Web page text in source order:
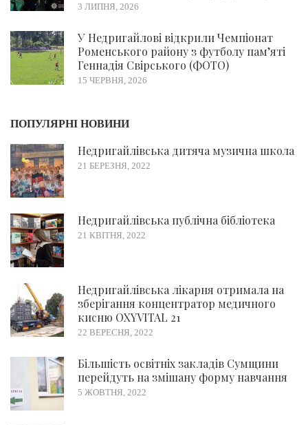
3 ЛИПНЯ, 2026
У Недригайлові відкрили Чемпіонат
Роменського району з футболу пам’яті
Геннадія Свірського (ФОТО)
15 ЧЕРВНЯ, 2026
ПОПУЛЯРНІ НОВИНИ
Недригайлівська дитяча музична школа
21 БЕРЕЗНЯ, 2022
Недригайлівська публічна бібліотека
21 КВІТНЯ, 2022
Недригайлівська лікарня отримала на
зберігання концентратор медичного
кисню OXYVITAL 21
22 ВЕРЕСНЯ, 2022
Більшість освітніх закладів Сумщини
перейдуть на змішану форму навчання
5 ЖОВТНЯ, 2022